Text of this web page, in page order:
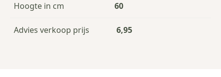
Hoogte in cm 60
Advies verkoop prijs 6,95